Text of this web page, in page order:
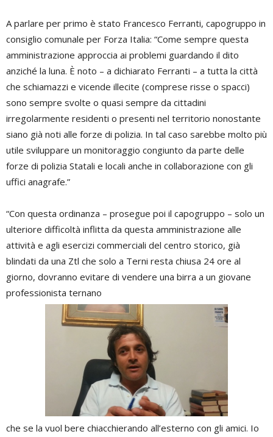
A parlare per primo è stato Francesco Ferranti, capogruppo in
consiglio comunale per Forza Italia: “Come sempre questa
amministrazione approccia ai problemi guardando il dito
anziché la luna. È noto – a dichiarato Ferranti – a tutta la città
che schiamazzi e vicende illecite (comprese risse o spacci)
sono sempre svolte o quasi sempre da cittadini
irregolarmente residenti o presenti nel territorio nonostante
siano già noti alle forze di polizia. In tal caso sarebbe molto più
utile sviluppare un monitoraggio congiunto da parte delle
forze di polizia Statali e locali anche in collaborazione con gli
uffici anagrafe.”
“Con questa ordinanza – prosegue poi il capogruppo – solo un
ulteriore difficoltà inflitta da questa amministrazione alle
attività e agli esercizi commerciali del centro storico, già
blindati da una Ztl che solo a Terni resta chiusa 24 ore al
giorno, dovranno evitare di vendere una birra a un giovane
professionista ternano
che se la vuol bere chiacchierando all’esterno con gli amici. Io